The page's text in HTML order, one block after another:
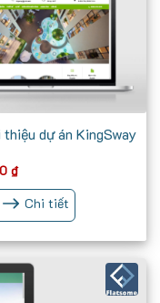
dự án KingSway
₫.
₫Giá
hiện
tại
là:
700.000 ₫.
Chi tiết